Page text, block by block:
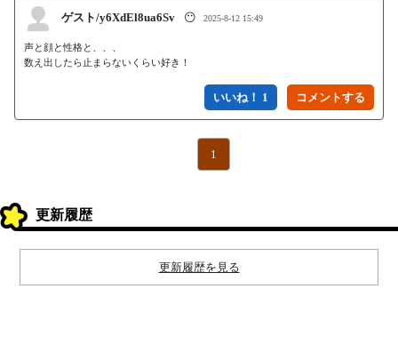
ゲスト/y6XdEl8ua6Sv 😶 2025-8-12 15:49
声と顔と性格と、、、
数え出したら止まらないくらい好き！
いいね！ 1
1
更新履歴
更新履歴を見る